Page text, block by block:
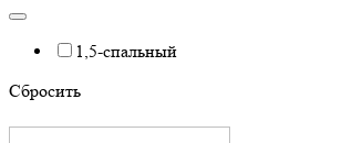
1,5-спальный
Cбросить